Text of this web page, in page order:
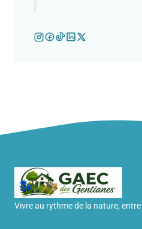
Vivre au rythme de la nature,